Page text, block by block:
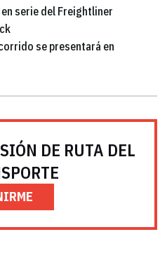
serie del Freightliner
se presentará en
DE RUTA DEL